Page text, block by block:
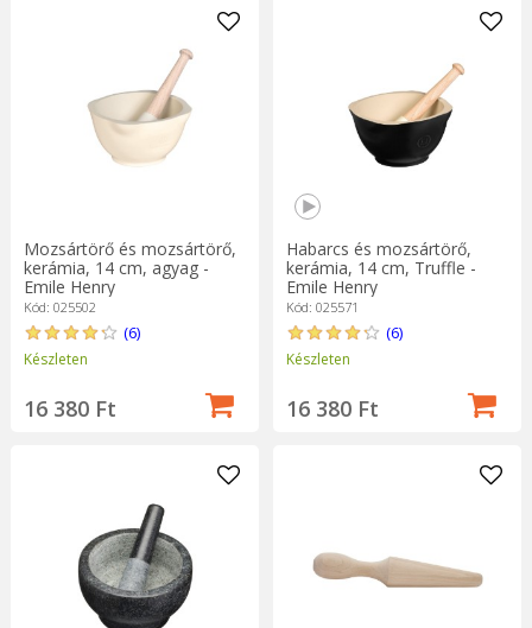
Mozsártörő és mozsártörő,
kerámia, 14 cm, agyag -
Emile Henry
Kód: 025502
(6)
Készleten
16 380 Ft
Habarcs és mozsártörő,
kerámia, 14 cm, Truffle -
Emile Henry
Kód: 025571
(6)
Készleten
16 380 Ft